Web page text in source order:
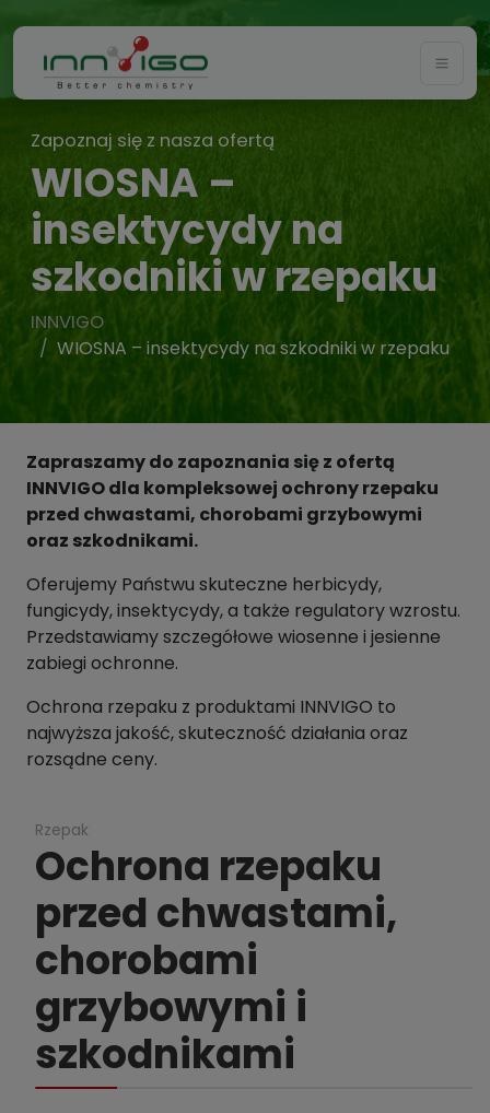
Zapoznaj się z nasza ofertą
WIOSNA –
insektycydy na
szkodniki w rzepaku
INNVIGO
WIOSNA – insektycydy na szkodniki w rzepaku
Zapraszamy do zapoznania się z ofertą
INNVIGO dla kompleksowej ochrony rzepaku
przed chwastami, chorobami grzybowymi
oraz szkodnikami.
Oferujemy Państwu skuteczne herbicydy,
fungicydy, insektycydy, a także regulatory wzrostu.
Przedstawiamy szczegółowe wiosenne i jesienne
zabiegi ochronne.
Ochrona rzepaku z produktami INNVIGO to
najwyższa jakość, skuteczność działania oraz
rozsądne ceny.
Rzepak
Ochrona rzepaku
przed chwastami,
chorobami
grzybowymi i
szkodnikami